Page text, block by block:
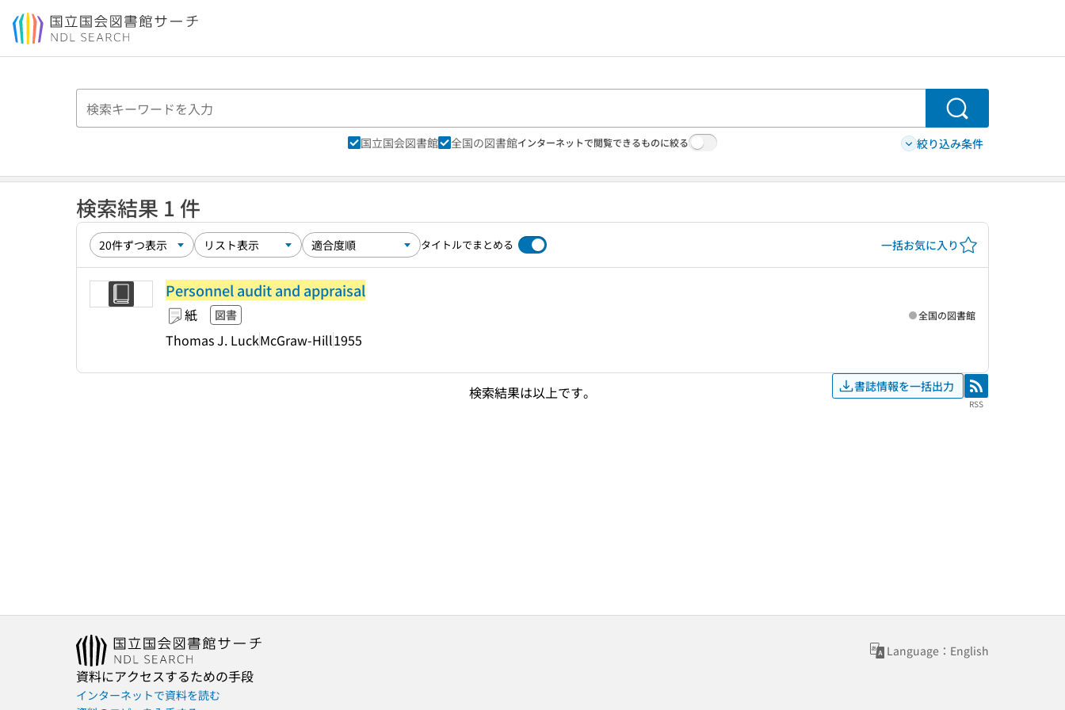
本文へ移動
検索
国立国会図書館 全国の図書館インターネットで閲覧できるものに絞る 絞り込み条件
検索結果 1 件
タイトルでまとめる 一括お気に入り
Personnel audit and appraisal
紙 図書
Thomas J. LuckMcGraw-Hill1955
全国の図書館
検索結果は以上です。 書誌情報を一括出力 RSS
RSS
Language：English
資料にアクセスするための手段
インターネットで資料を読む